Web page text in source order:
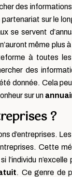
des
sur le
se servent
même plus
à toutes
des
donnée. Cela
sur un
?
d’entreprises.
Cette
. Ce genre de